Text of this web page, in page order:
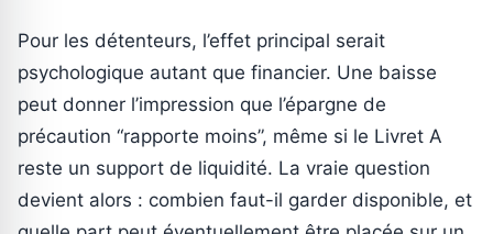
Pour les détenteurs, l’effet principal serait
psychologique autant que financier. Une baisse
peut donner l’impression que l’épargne de
précaution “rapporte moins”, même si le Livret A
reste un support de liquidité. La vraie question
devient alors : combien faut-il garder disponible, et